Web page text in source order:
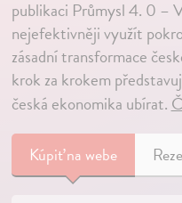
publikaci Průmysl 4. 0 –
nejefektivněji využít
zásadní transformace
krok za krokem
česká ekonomika ubírat.
Kúpiťna webe